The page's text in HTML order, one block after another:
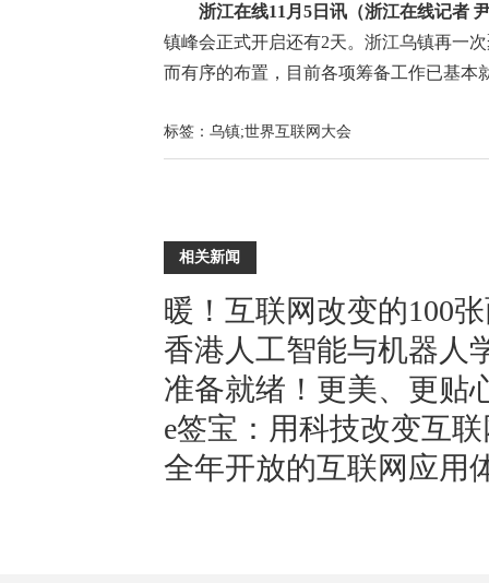
浙江在线11月5日讯（浙江在线记者
镇峰会正式开启还有2天。浙江乌镇再一
而有序的布置，目前各项筹备工作已基本
标签： 乌镇;世界互联网大会
相关新闻
暖！互联网改变的100
香港人工智能与机器人
中国AI企业未来会成为
准备就绪！更美、更贴
e签宝：用科技改变互
全年开放的互联网应用